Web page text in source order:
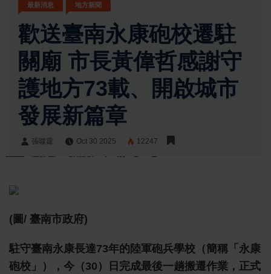
最新消息 地方新聞
歡送臺南永康砲校遷駐
關廟 市長黃偉哲感謝守
護地方73載、開啟城市
發展新篇章
張噬霆 Oct 30 2025 12247
(圖/ 臺南市政府)
駐守臺南永康長達73年的陸軍砲兵學校（簡稱「永康
砲校」），今（30）日完成最後一趟搬遷作業，正式